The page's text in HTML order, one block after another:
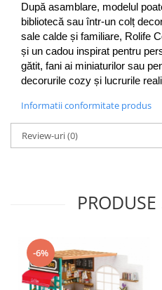
După asamblare, modelul
bibliotecă sau într-un colț
sale calde și familiare, Rolife
și un cadou inspirat pentru
gătit, fani ai miniaturilor sau
decorurile cozy și lucrurile
Informatii conformitate produs
Review-uri(0)
-6%